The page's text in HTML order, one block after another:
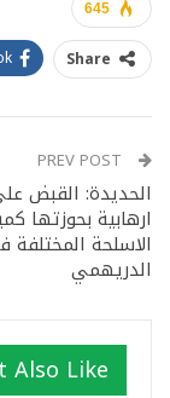
645
Share
الحديدة: القبض
ارهابية بحوزتها
الاسلحة
الدريهمي
Also Like